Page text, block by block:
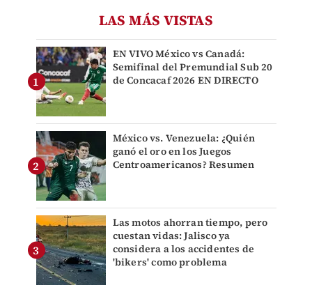
LAS MÁS VISTAS
EN VIVO México vs Canadá:
Semifinal del Premundial Sub 20
de Concacaf 2026 EN DIRECTO
México vs. Venezuela: ¿Quién
ganó el oro en los Juegos
Centroamericanos? Resumen
Las motos ahorran tiempo, pero
cuestan vidas: Jalisco ya
considera a los accidentes de
'bikers' como problema